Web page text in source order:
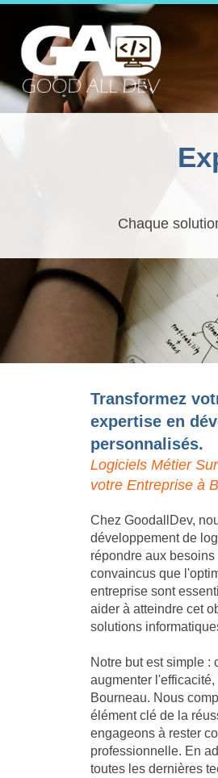
Chaque
Transformez
expertise en
personnalisés.
Logiciels Métier
votre Entreprise à
Chez GoodallDev,
développement de
répondre aux
convaincus que
entreprise sont
aider à atteindre cet
solutions
Notre but est simple :
augmenter
Bourneau. Nous
élément clé de la
engageons à rester
professionnelle. En
toutes les dernières